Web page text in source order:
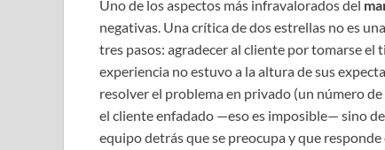
Uno de los aspectos más infravalorados del
negativas. Una crítica de dos estrellas no es
tres pasos: agradecer al cliente por tomarse
experiencia no estuvo a la altura de sus
resolver el problema en privado (un número
el cliente enfadado —eso es imposible— sino
equipo detrás que se preocupa y que